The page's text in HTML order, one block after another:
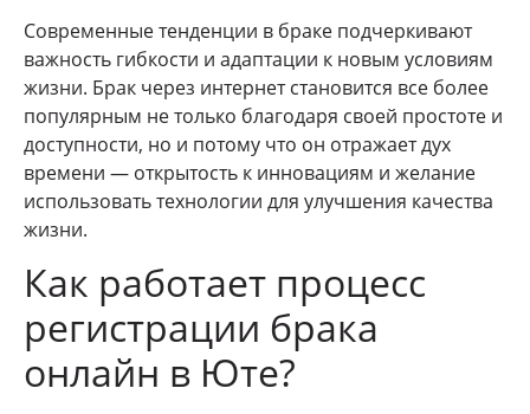
Современные тенденции в браке подчеркивают
важность гибкости и адаптации к новым условиям
жизни. Брак через интернет становится все более
популярным не только благодаря своей простоте и
доступности, но и потому что он отражает дух
времени — открытость к инновациям и желание
использовать технологии для улучшения качества
жизни.
Как работает процесс
регистрации брака
онлайн в Юте?